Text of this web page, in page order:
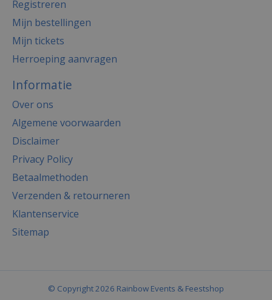
Registreren
Mijn bestellingen
Mijn tickets
Herroeping aanvragen
Informatie
Over ons
Algemene voorwaarden
Disclaimer
Privacy Policy
Betaalmethoden
Verzenden & retourneren
Klantenservice
Sitemap
© Copyright 2026 Rainbow Events & Feestshop